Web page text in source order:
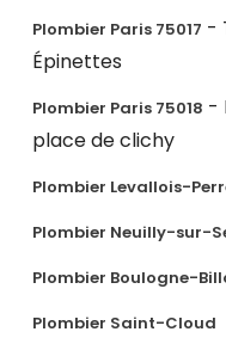
Plombier Paris 75017 -
Épinettes
Plombier Paris 75018 -
place de clichy
Plombier Levallois-
Plombier Neuilly-sur-
Plombier Boulogne-
Plombier Saint-Cloud